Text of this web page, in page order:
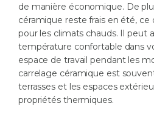
de manière économique. De
céramique reste frais en été, ce
pour les climats chauds. Il peut
température confortable dans
espace de travail pendant les
carrelage céramique est
terrasses et les espaces
propriétés thermiques.